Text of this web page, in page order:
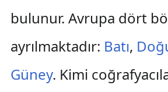
bulunur. Avrupa dört
ayrılmaktadır: Batı,
Güney. Kimi